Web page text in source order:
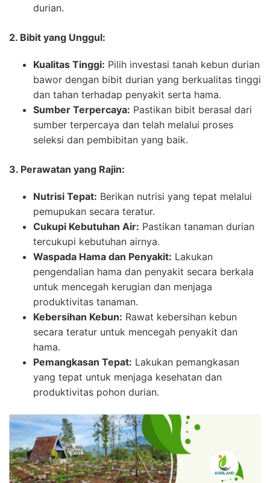
durian.
2. Bibit yang Unggul:
Kualitas Tinggi: Pilih investasi tanah kebun durian
bawor dengan bibit durian yang berkualitas tinggi
dan tahan terhadap penyakit serta hama.
Sumber Terpercaya: Pastikan bibit berasal dari
sumber terpercaya dan telah melalui proses
seleksi dan pembibitan yang baik.
3. Perawatan yang Rajin:
Nutrisi Tepat: Berikan nutrisi yang tepat melalui
pemupukan secara teratur.
Cukupi Kebutuhan Air: Pastikan tanaman durian
tercukupi kebutuhan airnya.
Waspada Hama dan Penyakit: Lakukan
pengendalian hama dan penyakit secara berkala
untuk mencegah kerugian dan menjaga
produktivitas tanaman.
Kebersihan Kebun: Rawat kebersihan kebun
secara teratur untuk mencegah penyakit dan
hama.
Pemangkasan Tepat: Lakukan pemangkasan
yang tepat untuk menjaga kesehatan dan
produktivitas pohon durian.